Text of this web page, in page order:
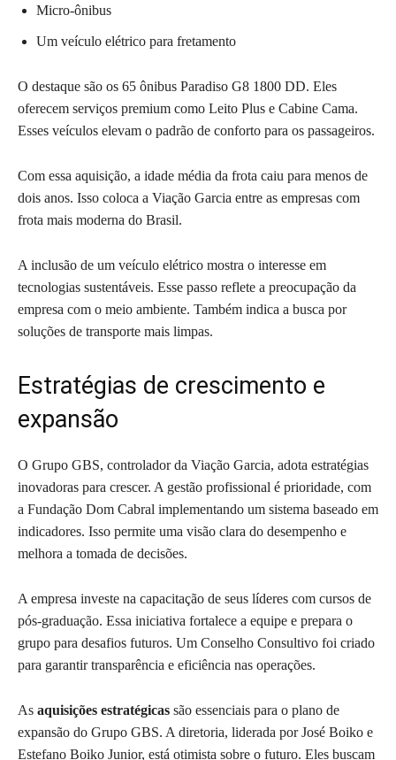
Micro-ônibus
Um veículo elétrico para fretamento
O destaque são os 65 ônibus Paradiso G8 1800 DD. Eles
oferecem serviços premium como Leito Plus e Cabine Cama.
Esses veículos elevam o padrão de conforto para os passageiros.
Com essa aquisição, a idade média da frota caiu para menos de
dois anos. Isso coloca a Viação Garcia entre as empresas com
frota mais moderna do Brasil.
A inclusão de um veículo elétrico mostra o interesse em
tecnologias sustentáveis. Esse passo reflete a preocupação da
empresa com o meio ambiente. Também indica a busca por
soluções de transporte mais limpas.
Estratégias de crescimento e
expansão
O Grupo GBS, controlador da Viação Garcia, adota estratégias
inovadoras para crescer. A gestão profissional é prioridade, com
a Fundação Dom Cabral implementando um sistema baseado em
indicadores. Isso permite uma visão clara do desempenho e
melhora a tomada de decisões.
A empresa investe na capacitação de seus líderes com cursos de
pós-graduação. Essa iniciativa fortalece a equipe e prepara o
grupo para desafios futuros. Um Conselho Consultivo foi criado
para garantir transparência e eficiência nas operações.
As aquisições estratégicas são essenciais para o plano de
expansão do Grupo GBS. A diretoria, liderada por José Boiko e
Estefano Boiko Junior, está otimista sobre o futuro. Eles buscam